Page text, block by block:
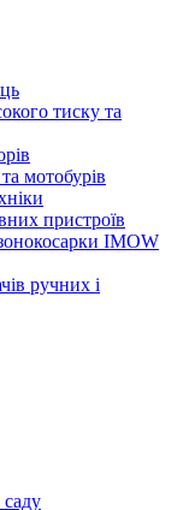
тиску та
мотобурів
пристроїв
IMOW
ручних і